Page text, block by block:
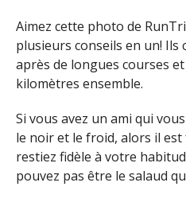
Aimez cette photo de
plusieurs conseils en un! Ils
après de longues courses
kilomètres ensemble.
Si vous avez un ami qui
le noir et le froid, alors il
restiez fidèle à votre
pouvez pas être le salaud